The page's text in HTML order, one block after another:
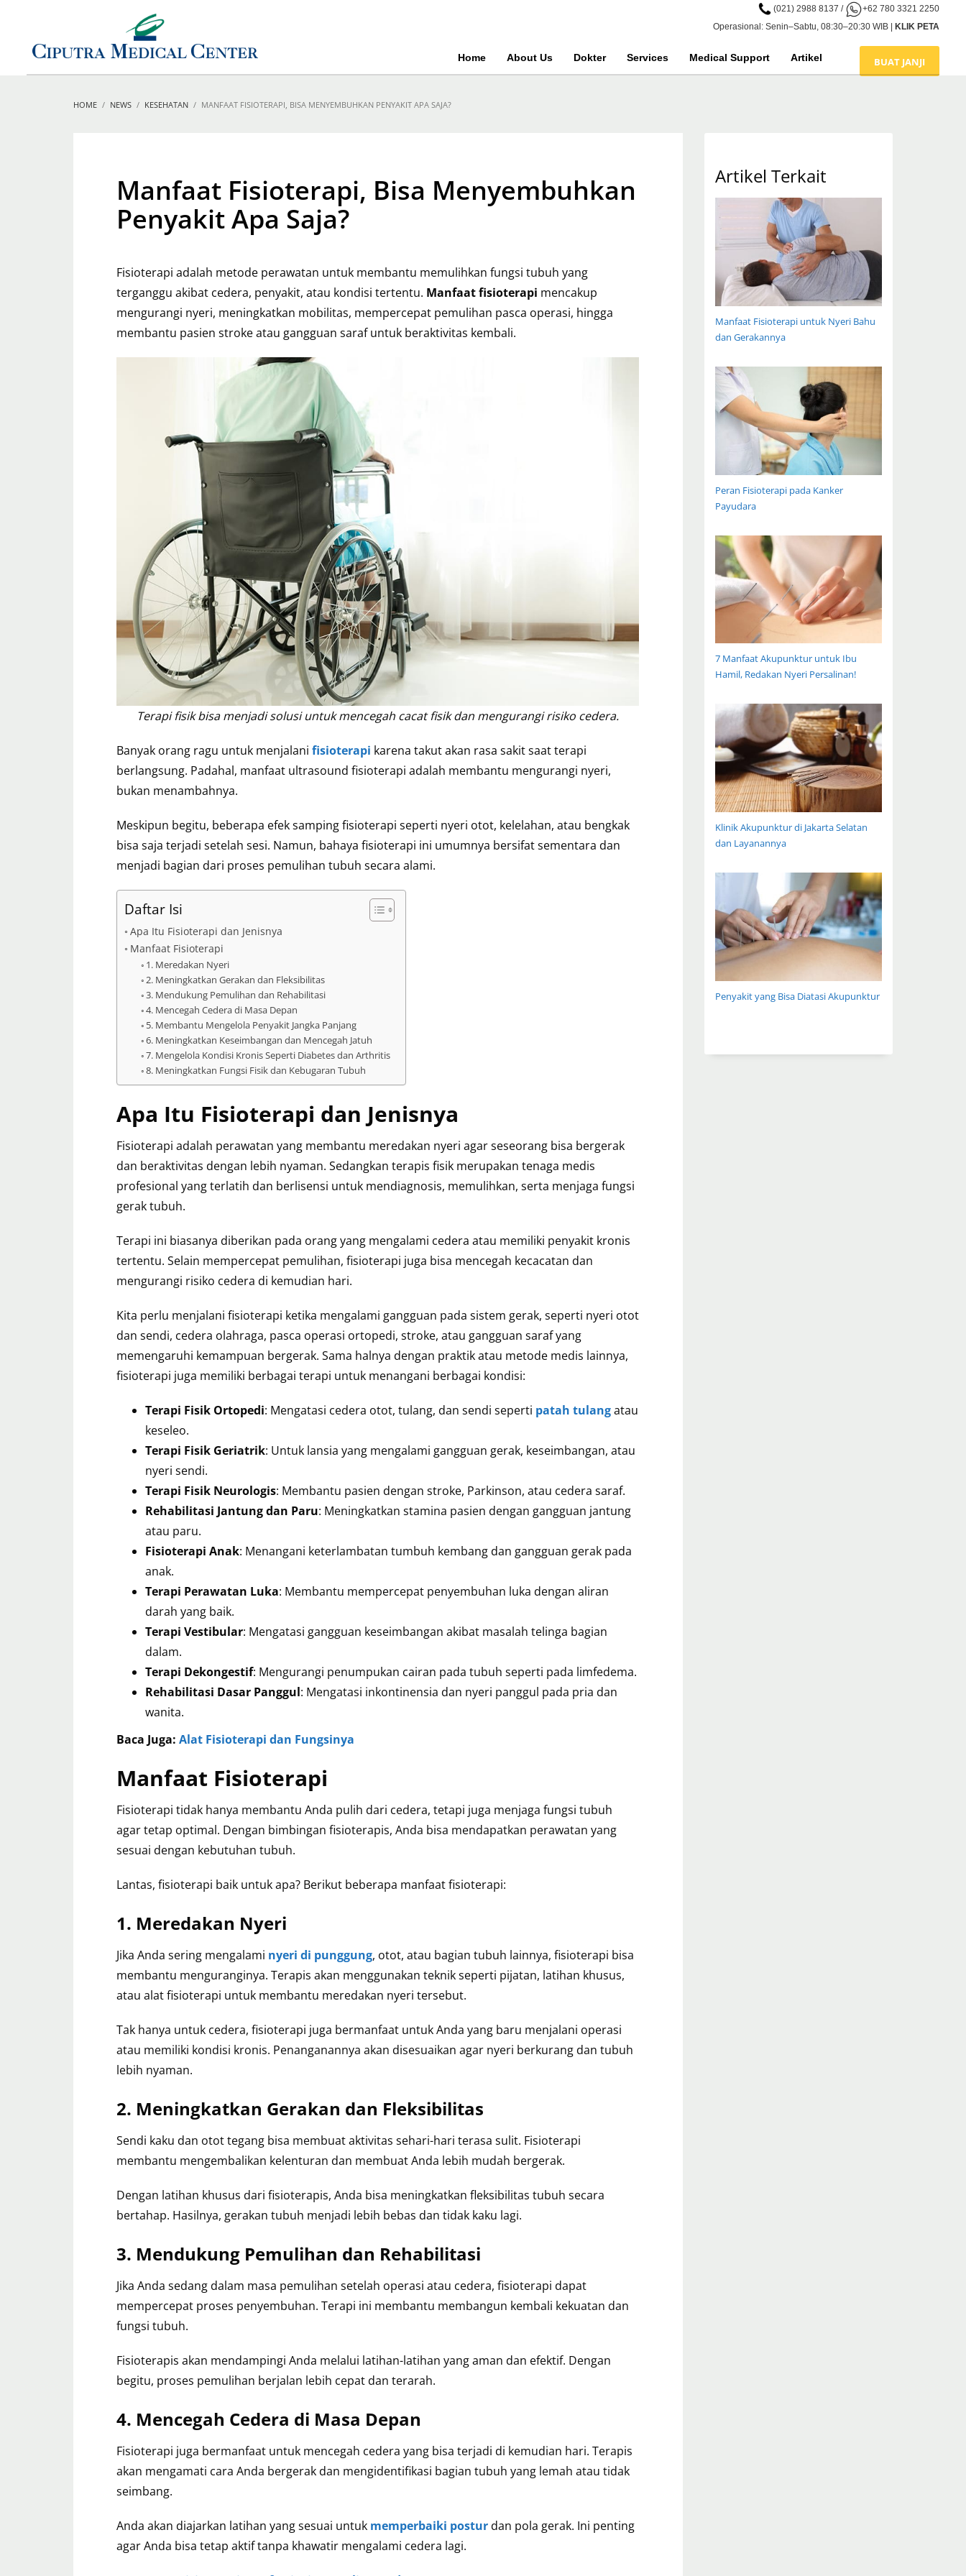
(021) 2988 8137 /
+62 780 3321 2250
Operasional: Senin–Sabtu, 08:30–20:30 WIB | KLIK PETA
Home About Us Dokter Services Medical Support Artikel BUAT JANJI
HOME NEWS KESEHATAN MANFAAT FISIOTERAPI, BISA MENYEMBUHKAN PENYAKIT APA SAJA?
Manfaat Fisioterapi, Bisa Menyembuhkan
Penyakit Apa Saja?
Fisioterapi adalah metode perawatan untuk membantu memulihkan fungsi tubuh yang
terganggu akibat cedera, penyakit, atau kondisi tertentu. Manfaat fisioterapi mencakup
mengurangi nyeri, meningkatkan mobilitas, mempercepat pemulihan pasca operasi, hingga
membantu pasien stroke atau gangguan saraf untuk beraktivitas kembali.
Terapi fisik bisa menjadi solusi untuk mencegah cacat fisik dan mengurangi risiko cedera.
Banyak orang ragu untuk menjalani fisioterapi karena takut akan rasa sakit saat terapi
berlangsung. Padahal, manfaat ultrasound fisioterapi adalah membantu mengurangi nyeri,
bukan menambahnya.
Meskipun begitu, beberapa efek samping fisioterapi seperti nyeri otot, kelelahan, atau bengkak
bisa saja terjadi setelah sesi. Namun, bahaya fisioterapi ini umumnya bersifat sementara dan
menjadi bagian dari proses pemulihan tubuh secara alami.
Daftar Isi
Apa Itu Fisioterapi dan Jenisnya
Manfaat Fisioterapi
1. Meredakan Nyeri
2. Meningkatkan Gerakan dan Fleksibilitas
3. Mendukung Pemulihan dan Rehabilitasi
4. Mencegah Cedera di Masa Depan
5. Membantu Mengelola Penyakit Jangka Panjang
6. Meningkatkan Keseimbangan dan Mencegah Jatuh
7. Mengelola Kondisi Kronis Seperti Diabetes dan Arthritis
8. Meningkatkan Fungsi Fisik dan Kebugaran Tubuh
Apa Itu Fisioterapi dan Jenisnya
Fisioterapi adalah perawatan yang membantu meredakan nyeri agar seseorang bisa bergerak
dan beraktivitas dengan lebih nyaman. Sedangkan terapis fisik merupakan tenaga medis
profesional yang terlatih dan berlisensi untuk mendiagnosis, memulihkan, serta menjaga fungsi
gerak tubuh.
Terapi ini biasanya diberikan pada orang yang mengalami cedera atau memiliki penyakit kronis
tertentu. Selain mempercepat pemulihan, fisioterapi juga bisa mencegah kecacatan dan
mengurangi risiko cedera di kemudian hari.
Kita perlu menjalani fisioterapi ketika mengalami gangguan pada sistem gerak, seperti nyeri otot
dan sendi, cedera olahraga, pasca operasi ortopedi, stroke, atau gangguan saraf yang
memengaruhi kemampuan bergerak. Sama halnya dengan praktik atau metode medis lainnya,
fisioterapi juga memiliki berbagai terapi untuk menangani berbagai kondisi:
Terapi Fisik Ortopedi: Mengatasi cedera otot, tulang, dan sendi seperti patah tulangatau
keseleo.
Terapi Fisik Geriatrik: Untuk lansia yang mengalami gangguan gerak, keseimbangan, atau
nyeri sendi.
Terapi Fisik Neurologis: Membantu pasien dengan stroke, Parkinson, atau cedera saraf.
Rehabilitasi Jantung dan Paru: Meningkatkan stamina pasien dengan gangguan jantung
atau paru.
Fisioterapi Anak: Menangani keterlambatan tumbuh kembang dan gangguan gerak pada
anak.
Terapi Perawatan Luka: Membantu mempercepat penyembuhan luka dengan aliran
darah yang baik.
Terapi Vestibular: Mengatasi gangguan keseimbangan akibat masalah telinga bagian
dalam.
Terapi Dekongestif: Mengurangi penumpukan cairan pada tubuh seperti pada limfedema.
Rehabilitasi Dasar Panggul: Mengatasi inkontinensia dan nyeri panggul pada pria dan
wanita.
Baca Juga: Alat Fisioterapi dan Fungsinya
Manfaat Fisioterapi
Fisioterapi tidak hanya membantu Anda pulih dari cedera, tetapi juga menjaga fungsi tubuh
agar tetap optimal. Dengan bimbingan fisioterapis, Anda bisa mendapatkan perawatan yang
sesuai dengan kebutuhan tubuh.
Lantas, fisioterapi baik untuk apa? Berikut beberapa manfaat fisioterapi:
1. Meredakan Nyeri
Jika Anda sering mengalami nyeri di punggung, otot, atau bagian tubuh lainnya, fisioterapi bisa
membantu menguranginya. Terapis akan menggunakan teknik seperti pijatan, latihan khusus,
atau alat fisioterapi untuk membantu meredakan nyeri tersebut.
Tak hanya untuk cedera, fisioterapi juga bermanfaat untuk Anda yang baru menjalani operasi
atau memiliki kondisi kronis. Penanganannya akan disesuaikan agar nyeri berkurang dan tubuh
lebih nyaman.
2. Meningkatkan Gerakan dan Fleksibilitas
Sendi kaku dan otot tegang bisa membuat aktivitas sehari-hari terasa sulit. Fisioterapi
membantu mengembalikan kelenturan dan membuat Anda lebih mudah bergerak.
Dengan latihan khusus dari fisioterapis, Anda bisa meningkatkan fleksibilitas tubuh secara
bertahap. Hasilnya, gerakan tubuh menjadi lebih bebas dan tidak kaku lagi.
3. Mendukung Pemulihan dan Rehabilitasi
Jika Anda sedang dalam masa pemulihan setelah operasi atau cedera, fisioterapi dapat
mempercepat proses penyembuhan. Terapi ini membantu membangun kembali kekuatan dan
fungsi tubuh.
Fisioterapis akan mendampingi Anda melalui latihan-latihan yang aman dan efektif. Dengan
begitu, proses pemulihan berjalan lebih cepat dan terarah.
4. Mencegah Cedera di Masa Depan
Fisioterapi juga bermanfaat untuk mencegah cedera yang bisa terjadi di kemudian hari. Terapis
akan mengamati cara Anda bergerak dan mengidentifikasi bagian tubuh yang lemah atau tidak
seimbang.
Anda akan diajarkan latihan yang sesuai untuk memperbaiki posturdan pola gerak. Ini penting
agar Anda bisa tetap aktif tanpa khawatir mengalami cedera lagi.
Artikel Terkait
Manfaat Fisioterapi untuk Nyeri Bahu
dan Gerakannya
Peran Fisioterapi pada Kanker
Payudara
7 Manfaat Akupunktur untuk Ibu
Hamil, Redakan Nyeri Persalinan!
Klinik Akupunktur di Jakarta Selatan
dan Layanannya
Penyakit yang Bisa Diatasi Akupunktur